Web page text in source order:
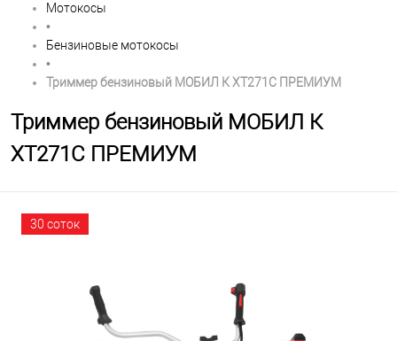
Мотокосы
•
Бензиновые мотокосы
•
Триммер бензиновый МОБИЛ К XT271C ПРЕМИУМ
Триммер бензиновый МОБИЛ К
XT271C ПРЕМИУМ
30 соток